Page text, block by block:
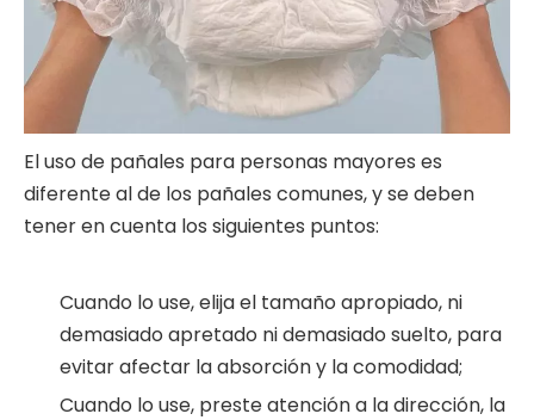
El uso de pañales para personas mayores es
diferente al de los pañales comunes, y se deben
tener en cuenta los siguientes puntos:
Cuando lo use, elija el tamaño apropiado, ni
demasiado apretado ni demasiado suelto, para
evitar afectar la absorción y la comodidad;
Cuando lo use, preste atención a la dirección, la